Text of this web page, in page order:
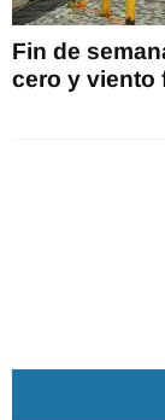
Fin de
cero y viento